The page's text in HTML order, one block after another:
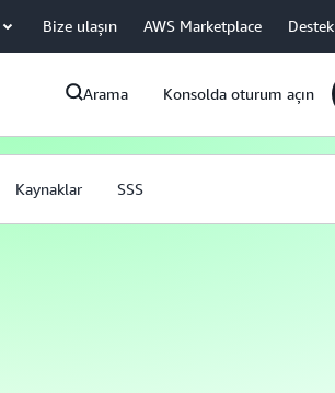
Bize ulaşın AWS Marketplace Destek
Arama Konsolda oturum açın
Kaynaklar SSS